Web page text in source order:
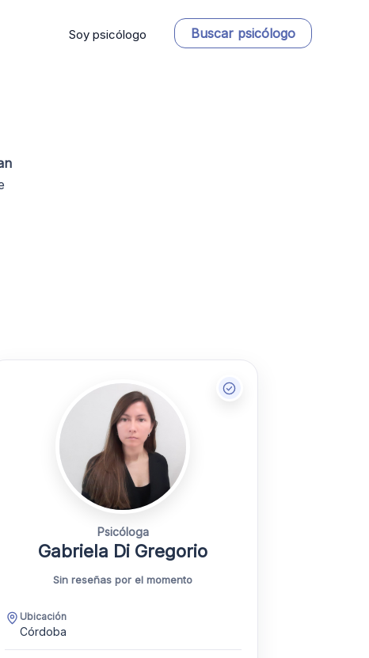
Soy psicólogo Buscar psicólogo
Psicóloga
Gabriela Di Gregorio
Sin reseñas por el momento
Ubicación
Córdoba